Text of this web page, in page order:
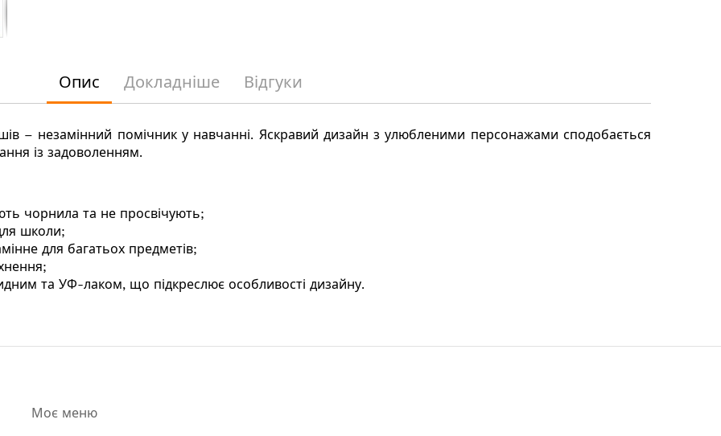
Опис
– незамінний помічник у навчанні. Яскравий дизайн з улюбленими персонажами сподобається
із задоволенням.
чорнила та не просвічують;
школи;
для багатьох предметів;
та УФ-лаком, що підкреслює особливості дизайну.
Докладніше Відгуки
Моє меню